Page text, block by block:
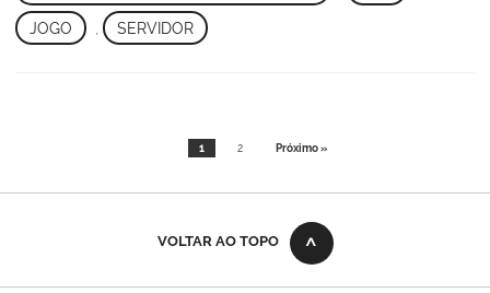
JOGO SERVIDOR
1 2 Próximo »
VOLTAR AO TOPO